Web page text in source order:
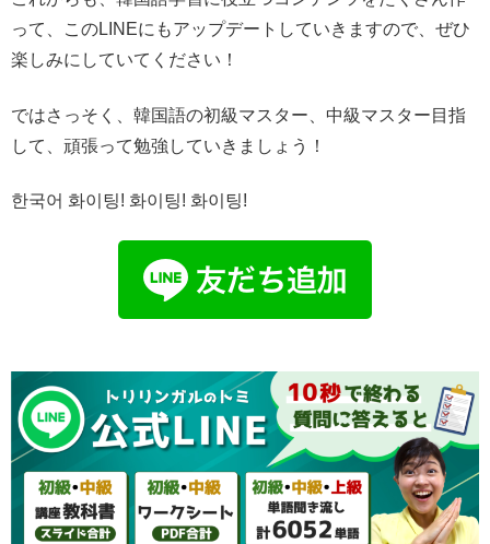
って、このLINEにもアップデートしていきますので、ぜひ
楽しみにしていてください！
ではさっそく、韓国語の初級マスター、中級マスター目指
して、頑張って勉強していきましょう！
한국어 화이팅! 화이팅! 화이팅!